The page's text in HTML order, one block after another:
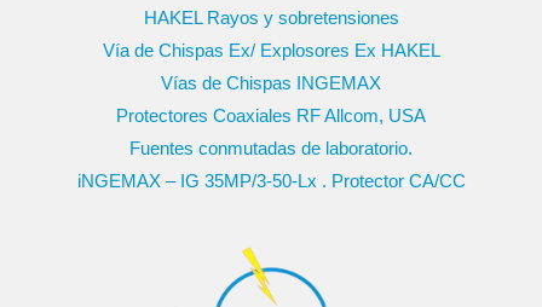
HAKEL Rayos y sobretensiones
Vía de Chispas Ex/ Explosores Ex HAKEL
Vías de Chispas INGEMAX
Protectores Coaxiales RF Allcom, USA
Fuentes conmutadas de laboratorio.
iNGEMAX – IG 35MP/3-50-Lx . Protector CA/CC